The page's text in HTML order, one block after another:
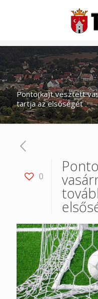
Ponto(ka)t vesztett
tartja az elsőségét
0